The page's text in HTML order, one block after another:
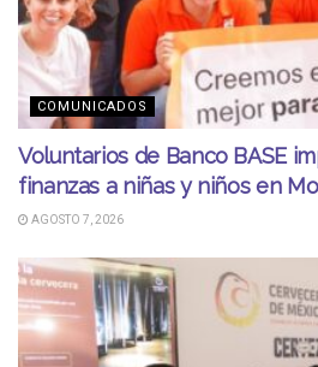
COMUNICADOS
Voluntarios de Banco BASE
finanzas a niñas y niños en
AGOSTO 7, 2026